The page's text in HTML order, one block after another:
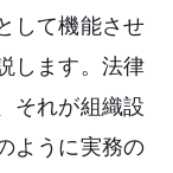
して機能させ
します。法律
それが組織設
ように実務の